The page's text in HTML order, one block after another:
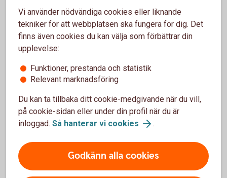
lägre ordinarie pris.
Drulleförsäkring, allriskförsäkring, prisgaranti
och förlängd garanti – våra köpförsäkringar
Vi använder nödvändiga cookies eller liknande
tekniker för att webbplatsen ska fungera för dig. Det
finns även cookies du kan välja som förbättrar din
upplevelse:
Funktioner, prestanda och statistik
Relevant marknadsföring
Du kan ta tillbaka ditt cookie-medgivande när du vill,
på cookie-sidan eller under din profil när du är
inloggad. Så hanterar vi cookies .
Godkänn alla cookies